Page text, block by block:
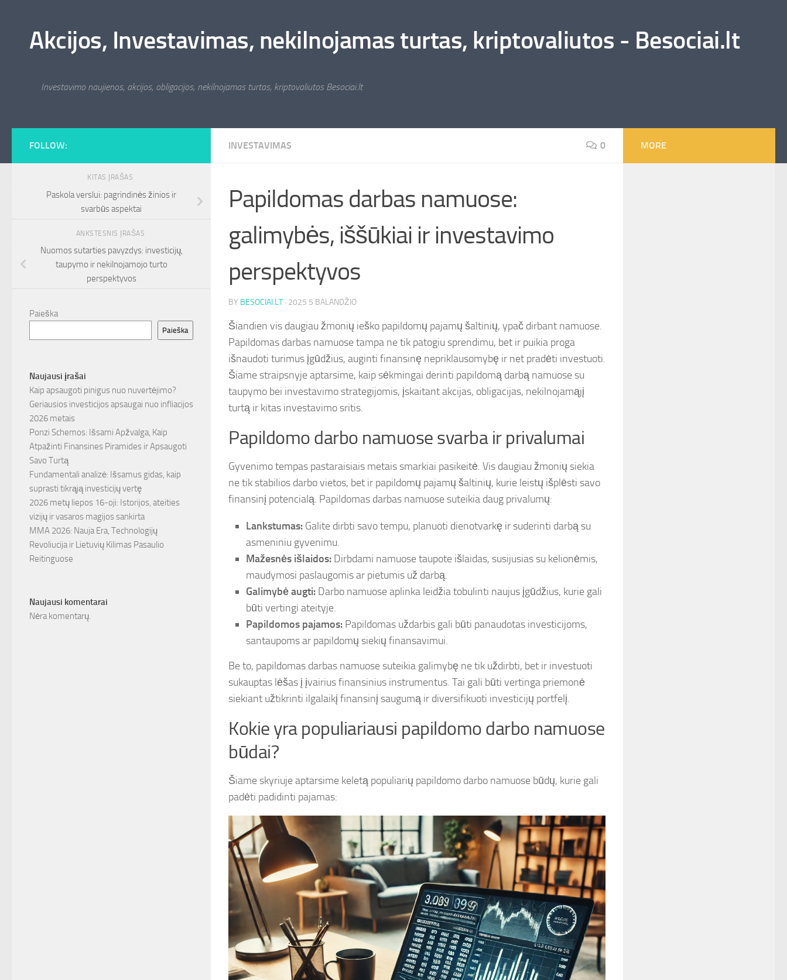
Akcijos, Investavimas, nekilnojamas turtas, kriptovaliutos - Besociai.lt
Investavimo naujienos, akcijos, obligacijos, nekilnojamas turtas, kriptovaliutos Besociai.lt
INVESTAVIMAS 0
Papildomas darbas namuose:
galimybės, iššūkiai ir investavimo
perspektyvos
BY BESOCIAI.LT · 2025 5 BALANDŽIO
Šiandien vis daugiau žmonių ieško papildomų pajamų šaltinių, ypač dirbant namuose.
Papildomas darbas namuose tampa ne tik patogiu sprendimu, bet ir puikia proga
išnaudoti turimus įgūdžius, auginti finansinę nepriklausomybę ir net pradėti investuoti.
Šiame straipsnyje aptarsime, kaip sėkmingai derinti papildomą darbą namuose su
taupymo bei investavimo strategijomis, įskaitant akcijas, obligacijas, nekilnojamąjį
turtą ir kitas investavimo sritis.
Papildomo darbo namuose svarba ir privalumai
Gyvenimo tempas pastaraisiais metais smarkiai pasikeitė. Vis daugiau žmonių siekia
ne tik stabilios darbo vietos, bet ir papildomų pajamų šaltinių, kurie leistų išplėsti savo
finansinį potencialą. Papildomas darbas namuose suteikia daug privalumų:
Lankstumas: Galite dirbti savo tempu, planuoti dienotvarkę ir suderinti darbą su
asmeniniu gyvenimu.
Mažesnės išlaidos: Dirbdami namuose taupote išlaidas, susijusias su kelionėmis,
maudymosi paslaugomis ar pietumis už darbą.
Galimybė augti: Darbo namuose aplinka leidžia tobulinti naujus įgūdžius, kurie gali
būti vertingi ateityje.
Papildomos pajamos: Papildomas uždarbis gali būti panaudotas investicijoms,
santaupoms ar papildomų siekių finansavimui.
Be to, papildomas darbas namuose suteikia galimybę ne tik uždirbti, bet ir investuoti
sukauptas lėšas į įvairius finansinius instrumentus. Tai gali būti vertinga priemonė
siekiant užtikrinti ilgalaikį finansinį saugumą ir diversifikuoti investicijų portfelį.
Kokie yra populiariausi papildomo darbo namuose
būdai?
Šiame skyriuje aptarsime keletą populiarių papildomo darbo namuose būdų, kurie gali
padėti padidinti pajamas:
FOLLOW:
KITAS ĮRAŠAS
Paskola verslui: pagrindinės žinios ir
svarbūs aspektai
ANKSTESNIS ĮRAŠAS
Nuomos sutarties pavyzdys: investicijų,
taupymo ir nekilnojamojo turto
perspektyvos
Paieška
Paieška
Naujausi įrašai
Kaip apsaugoti pinigus nuo nuvertėjimo?
Geriausios investicijos apsaugai nuo infliacijos
2026 metais
Ponzi Schemos: Išsami Apžvalga, Kaip
Atpažinti Finansines Piramides ir Apsaugoti
Savo Turtą
Fundamentali analizė: Išsamus gidas, kaip
suprasti tikrąją investicijų vertę
2026 metų liepos 16-oji: Istorijos, ateities
vizijų ir vasaros magijos sankirta
MMA 2026: Nauja Era, Technologijų
Revoliucija ir Lietuvių Kilimas Pasaulio
Reitinguose
Naujausi komentarai
Nėra komentarų.
MORE